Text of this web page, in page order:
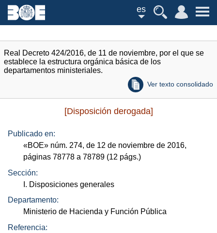
es
Real Decreto 424/2016, de 11 de noviembre, por el que se
establece la estructura orgánica básica de los
departamentos ministeriales.
Ver texto consolidado
[Disposición derogada]
Publicado en:
«BOE» núm. 274, de 12 de noviembre de 2016,
páginas 78778 a 78789 (12 págs.)
Sección:
I. Disposiciones generales
Departamento:
Ministerio de Hacienda y Función Pública
Referencia: